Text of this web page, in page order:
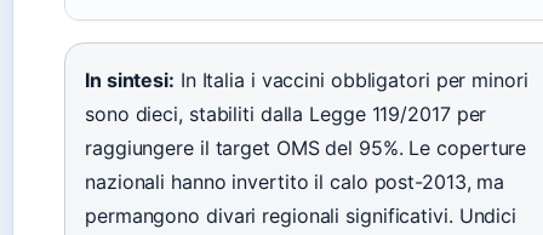
In sintesi: In Italia i vaccini obbligatori per minori
sono dieci, stabiliti dalla Legge 119/2017 per
raggiungere il target OMS del 95%. Le coperture
nazionali hanno invertito il calo post-2013, ma
permangono divari regionali significativi. Undici